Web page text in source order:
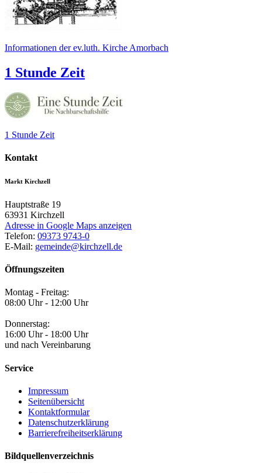
Informationen der ev.luth. Kirche Amorbach
1 Stunde Zeit
1 Stunde Zeit
Kontakt
Markt Kirchzell
Hauptstraße 19
63931 Kirchzell
Adresse in Google Maps anzeigen
Telefon: 09373 9743-0
E-Mail: gemeinde@kirchzell.de
Öffnungszeiten
Montag - Freitag:
08:00 Uhr - 12:00 Uhr
Donnerstag:
16:00 Uhr - 18:00 Uhr
und nach Vereinbarung
Service
Impressum
Seitenübersicht
Kontaktformular
Datenschutzerklärung
Barrierefreiheitserklärung
Bildquellenverzeichnis